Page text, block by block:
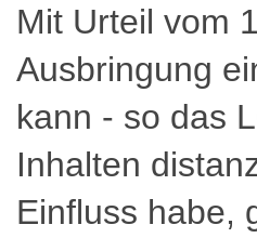
Mit Urteil vom
Ausbringung
kann - so das
Inhalten
Einfluss habe,